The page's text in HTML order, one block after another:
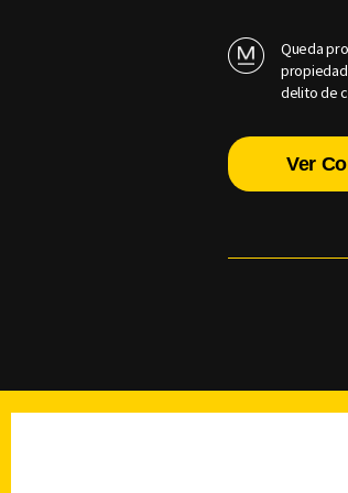
Queda
propiedad
delito de
Ver